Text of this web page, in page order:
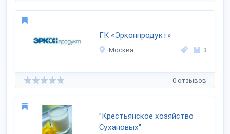
ГК «Эрконпродукт»
Москва 3
0 отзывов
"Крестьянское хозяйство
Сухановых"